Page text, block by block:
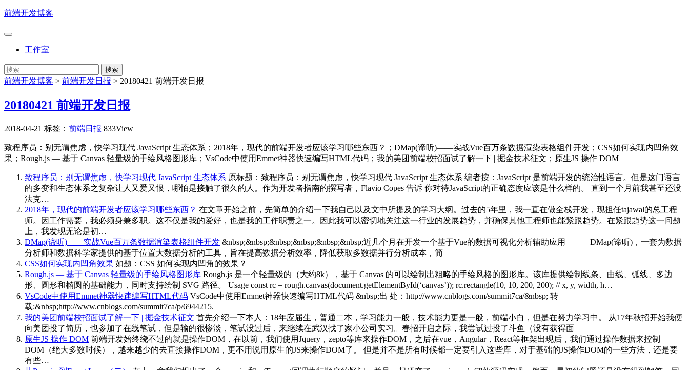
前端开发博客
工作室
前端开发博客 > 前端开发日报 > 20180421 前端开发日报
20180421 前端开发日报
2018-04-21 标签： 前端日报 833View
致程序员：别无谓焦虑，快学习现代 JavaScript 生态体系；2018年，现代的前端开发者应该学习哪些东西？；DMap(谛听)——实战Vue百万条数据渲染表格组件开发；CSS如何实现内凹角效
果；Rough.js — 基于 Canvas 轻量级的手绘风格图形库；VsCode中使用Emmet神器快速编写HTML代码；我的美团前端校招面试了解一下 | 掘金技术征文；原生JS 操作 DOM
致程序员：别无谓焦虑，快学习现代 JavaScript 生态体系 原标题：致程序员：别无谓焦虑，快学习现代 JavaScript 生态体系 编者按：JavaScript 是前端开发的统治性语言。但是这门语言
的多变和生态体系之复杂让人又爱又恨，哪怕是接触了很久的人。作为开发者指南的撰写者，Flavio Copes 告诉 你对待JavaScript的正确态度应该是什么样的。 直到一个月前我甚至还没
法克…
2018年，现代的前端开发者应该学习哪些东西？ 在文章开始之前，先简单的介绍一下我自己以及文中所提及的学习大纲。过去的5年里，我一直在做全栈开发，现担任tajawal的总工程
师。因工作需要，我必须身兼多职。这不仅是我的爱好，也是我的工作职责之一。因此我可以密切地关注这一行业的发展趋势，并确保其他工程师也能紧跟趋势。在紧跟趋势这一问题
上，我发现无论是初…
DMap(谛听)——实战Vue百万条数据渲染表格组件开发 &nbsp;&nbsp;&nbsp;&nbsp;&nbsp;&nbsp;近几个月在开发一个基于Vue的数据可视化分析辅助应用———DMap(谛听)，一套为数据
分析师和数据科学家提供的基于位置大数据分析的工具，旨在提高数据分析效率，降低获取多数据并行分析成本，简
CSS如何实现内凹角效果 如题：CSS 如何实现内凹角的效果？
Rough.js — 基于 Canvas 轻量级的手绘风格图形库 Rough.js 是一个轻量级的（大约8k），基于 Canvas 的可以绘制出粗略的手绘风格的图形库。该库提供绘制线条、曲线、弧线、多边
形、圆形和椭圆的基础能力，同时支持绘制 SVG 路径。 Usage const rc = rough.canvas(document.getElementById(‘canvas’)); rc.rectangle(10, 10, 200, 200); // x, y, width, h…
VsCode中使用Emmet神器快速编写HTML代码 VsCode中使用Emmet神器快速编写HTML代码 &nbsp;出 处：http://www.cnblogs.com/summit7ca/&nbsp; 转
载:&nbsp;http://www.cnblogs.com/summit7ca/p/6944215.
我的美团前端校招面试了解一下 | 掘金技术征文 首先介绍一下本人：18年应届生，普通二本，学习能力一般，技术能力更是一般，前端小白，但是在努力学习中。 从17年秋招开始我便
向美团投了简历，也参加了在线笔试，但是输的很惨淡，笔试没过后，来继续在武汉找了家小公司实习。春招开启之际，我尝试过投了斗鱼（没有获得面
原生JS 操作 DOM 前端开发始终绕不过的就是操作DOM，在以前，我们使用Jquery，zepto等库来操作DOM，之后在vue，Angular，React等框架出现后，我们通过操作数据来控制
DOM（绝大多数时候），越来越少的去直接操作DOM，更不用说用原生的JS来操作DOM了。 但是并不是所有时候都一定要引入这些库，对于基础的JS操作DOM的一些方法，还是要
有些…